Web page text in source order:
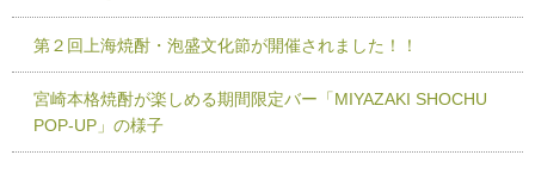
第２回上海焼酎・泡盛文化節が開催されました！！
宮崎本格焼酎が楽しめる期間限定バー「MIYAZAKI SHOCHU
POP-UP」の様子